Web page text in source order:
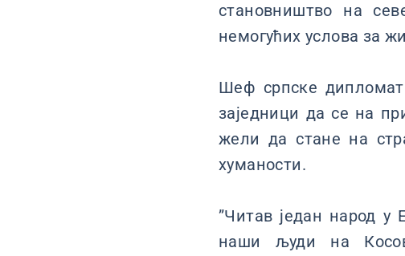
становништво на
немогућих услова за
Шеф српске
заједници да се на
жели да стане на
хуманости.
”Читав један народ у
наши људи на